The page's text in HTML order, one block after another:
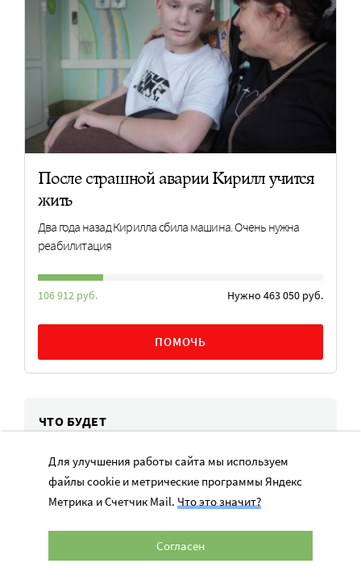
После страшной аварии Кирилл учится
жить
Два года назад Кирилла сбила машина. Очень нужна
реабилитация
106 912 руб. Нужно 463 050 руб.
ПОМОЧЬ
ЧТО БУДЕТ
Заявки на конкурс «Лидеры корпоративной
благотворительности – 2026» принимают
до 25 августа
Прием заявок на грантовый конкурс в сфере
канистерапии: поддерживаются
Для улучшения работы сайта мы используем
файлы cookie и метрические программы Яндекс
Метрика и Счетчик Mail. Что это значит?
Согласен